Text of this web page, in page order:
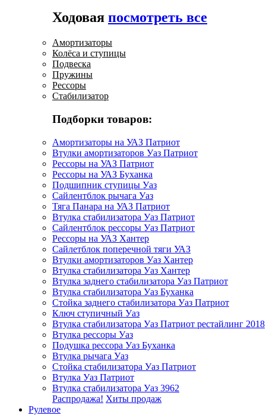
Ходовая посмотреть все
Амортизаторы
Колёса и ступицы
Подвеска
Пружины
Рессоры
Стабилизатор
Подборки товаров:
Амортизаторы на УАЗ Патриот
Втулки амортизаторов Уаз Патриот
Рессоры на УАЗ Патриот
Рессоры на УАЗ Буханка
Подшипник ступицы Уаз
Сайлентблок рычага Уаз
Тяга Панара на УАЗ Патриот
Втулка стабилизатора Уаз Патриот
Сайлентблок рессоры Уаз Патриот
Рессоры на УАЗ Хантер
Сайлетблок поперечной тяги УАЗ
Втулки амортизаторов Уаз Хантер
Втулка стабилизатора Уаз Хантер
Втулка заднего стабилизатора Уаз Патриот
Втулка стабилизатора Уаз Буханка
Стойка заднего стабилизатора Уаз Патриот
Ключ ступичный Уаз
Втулка стабилизатора Уаз Патриот рестайлинг 2018
Втулка рессоры Уаз
Подушка рессора Уаз Буханка
Втулка рычага Уаз
Стойка стабилизатора Уаз Патриот
Втулка Уаз Патриот
Втулка стабилизатора Уаз 3962
Распродажа! Хиты продаж
Рулевое